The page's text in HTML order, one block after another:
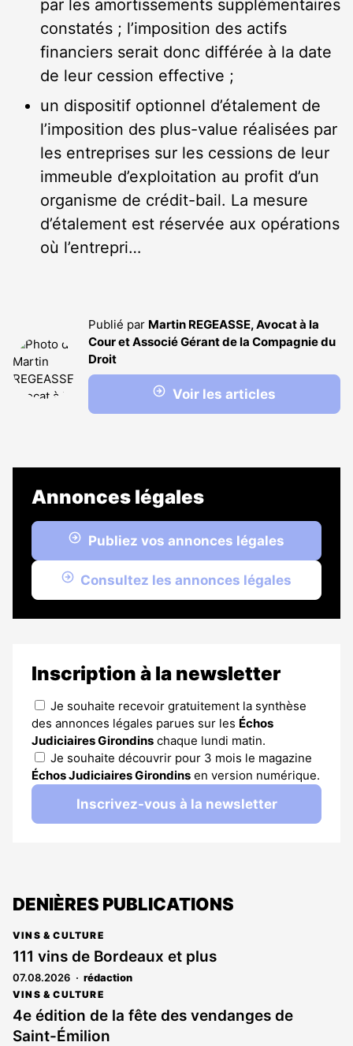
par les amortissements supplémentaires
constatés ; l’imposition des actifs
financiers serait donc différée à la date
de leur cession effective ;
un dispositif optionnel d’étalement de
l’imposition des plus-value réalisées par
les entreprises sur les cessions de leur
immeuble d’exploitation au profit d’un
organisme de crédit-bail. La mesure
d’étalement est réservée aux opérations
où l’entrepri…
Publié par Martin REGEASSE, Avocat à la
Cour et Associé Gérant de la Compagnie du
Droit
Voir les articles
Annonces légales
Publiez vos annonces légales
Consultez les annonces légales
Inscription à la newsletter
Je souhaite recevoir gratuitement la synthèse
des annonces légales parues sur les Échos
Judiciaires Girondins chaque lundi matin.
Je souhaite découvrir pour 3 mois le magazine
Échos Judiciaires Girondins en version numérique.
Inscrivez-vous à la newsletter
DENIÈRES PUBLICATIONS
VINS & CULTURE
111 vins de Bordeaux et plus
07.08.2026 rédaction
VINS & CULTURE
4e édition de la fête des vendanges de
Saint-Émilion